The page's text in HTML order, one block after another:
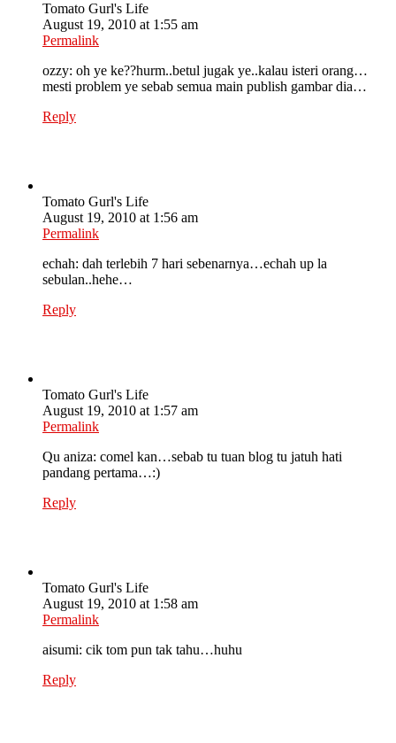
Tomato Gurl's Life
August 19, 2010 at 1:55 am
Permalink
ozzy: oh ye ke??hurm..betul jugak ye..kalau isteri orang…
mesti problem ye sebab semua main publish gambar dia…
Reply
Tomato Gurl's Life
August 19, 2010 at 1:56 am
Permalink
echah: dah terlebih 7 hari sebenarnya…echah up la
sebulan..hehe…
Reply
Tomato Gurl's Life
August 19, 2010 at 1:57 am
Permalink
Qu aniza: comel kan…sebab tu tuan blog tu jatuh hati
pandang pertama…:)
Reply
Tomato Gurl's Life
August 19, 2010 at 1:58 am
Permalink
aisumi: cik tom pun tak tahu…huhu
Reply